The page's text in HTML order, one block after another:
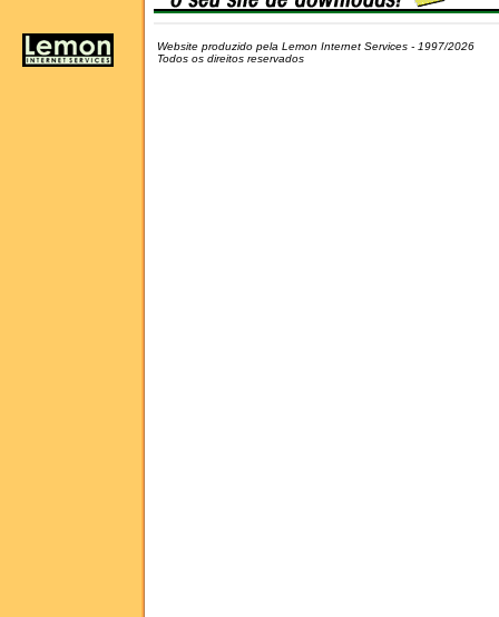
Website produzido pela Lemon Internet Services - 1997/2026
Todos os direitos reservados